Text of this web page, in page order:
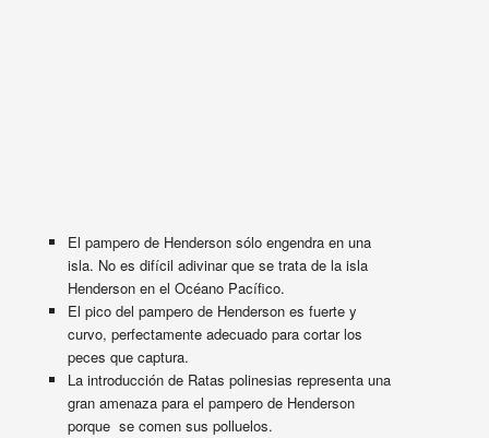
El pampero de Henderson sólo engendra en una
isla. No es difícil adivinar que se trata de la isla
Henderson en el Océano Pacífico.
El pico del pampero de Henderson es fuerte y
curvo, perfectamente adecuado para cortar los
peces que captura.
La introducción de Ratas polinesias representa una
gran amenaza para el pampero de Henderson
porque se comen sus polluelos.